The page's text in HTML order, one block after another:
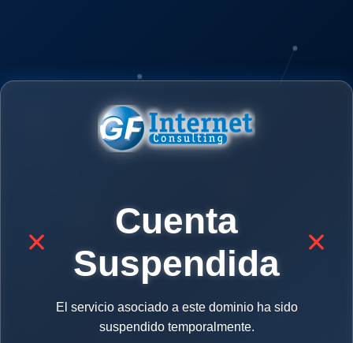
Cuenta
Suspendida
El servicio asociado a este dominio ha sido
suspendido temporalmente.